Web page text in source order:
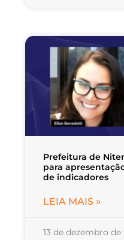
Prefeitura de
para
de indicadores
LEIA MAIS »
13 de dezembro de